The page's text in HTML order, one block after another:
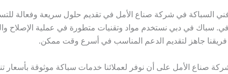
السباكة في شركة صناع الأمل في تقديم حلول سريعة وفعالة
سباك في دبي نستخدم مواد وتقنيات متطورة في عملية الإصلاح
فريقنا جاهز لتقديم الدعم المناسب في أسرع وقت ممكن.
صناع الأمل على أن نوفر لعملائنا خدمات سباكة موثوقة